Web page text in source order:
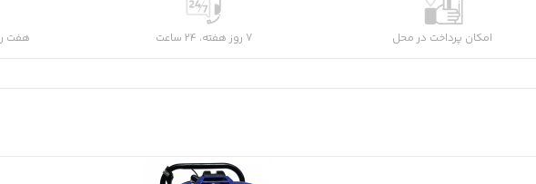
امکان پرداخت در محل 7 روز هفته، 24 ساعت هفت